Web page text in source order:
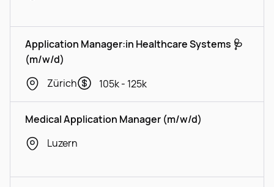
Application Manager:in Healthcare Systems 🩺
(m/w/d)
Zürich
105k - 125k
Medical Application Manager (m/w/d)
Luzern